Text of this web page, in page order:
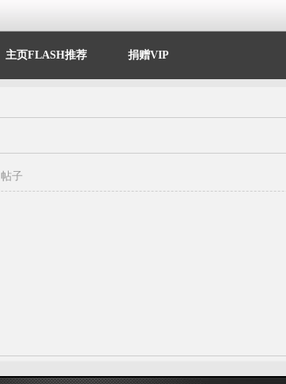
主页FLASH推荐 捐赠VIP
帖子